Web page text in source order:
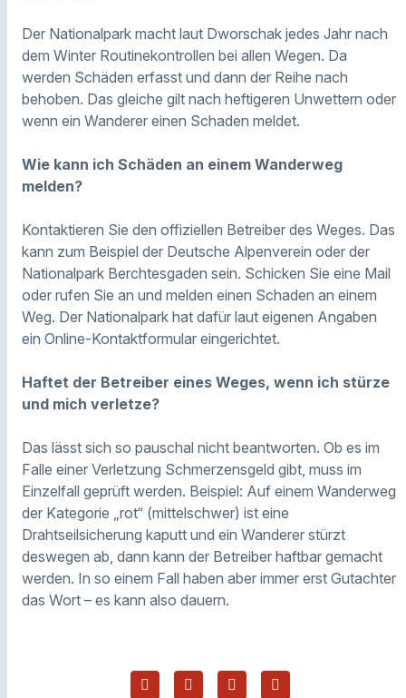
Der Nationalpark macht laut Dworschak jedes Jahr nach
dem Winter Routinekontrollen bei allen Wegen. Da
werden Schäden erfasst und dann der Reihe nach
behoben. Das gleiche gilt nach heftigeren Unwettern oder
wenn ein Wanderer einen Schaden meldet.
Wie kann ich Schäden an einem Wanderweg
melden?
Kontaktieren Sie den offiziellen Betreiber des Weges. Das
kann zum Beispiel der Deutsche Alpenverein oder der
Nationalpark Berchtesgaden sein. Schicken Sie eine Mail
oder rufen Sie an und melden einen Schaden an einem
Weg. Der Nationalpark hat dafür laut eigenen Angaben
ein Online-Kontaktformular eingerichtet.
Haftet der Betreiber eines Weges, wenn ich stürze
und mich verletze?
Das lässt sich so pauschal nicht beantworten. Ob es im
Falle einer Verletzung Schmerzensgeld gibt, muss im
Einzelfall geprüft werden. Beispiel: Auf einem Wanderweg
der Kategorie „rot“ (mittelschwer) ist eine
Drahtseilsicherung kaputt und ein Wanderer stürzt
deswegen ab, dann kann der Betreiber haftbar gemacht
werden. In so einem Fall haben aber immer erst Gutachter
das Wort – es kann also dauern.